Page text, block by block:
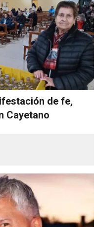
de fe,
Cayetano